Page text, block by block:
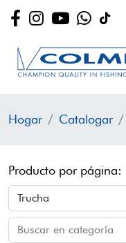
Hogar Catalogar
Producto por página: